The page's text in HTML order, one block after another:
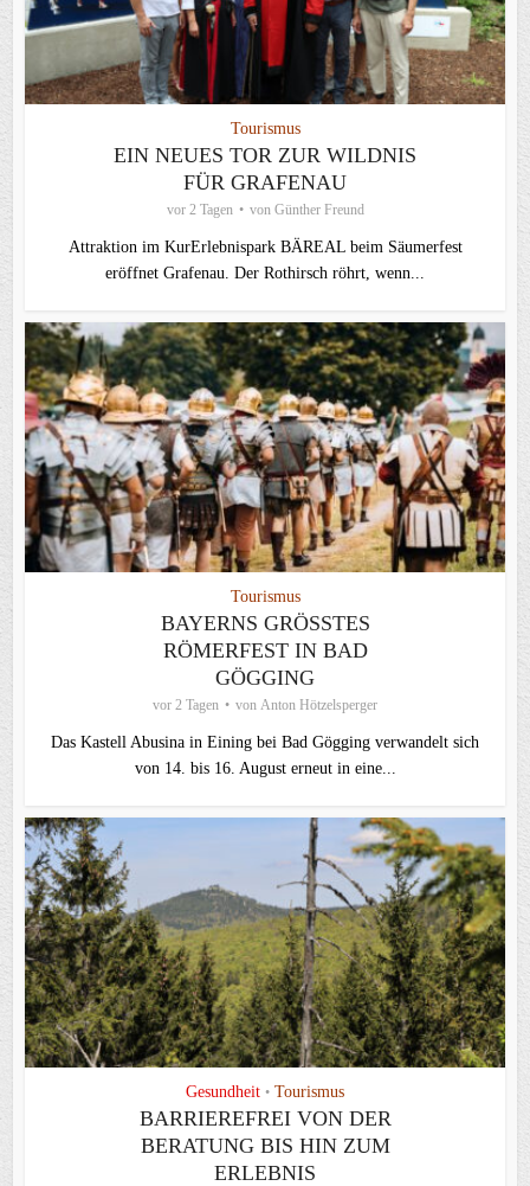
Tourismus
EIN NEUES TOR ZUR WILDNIS
FÜR GRAFENAU
vor 2 Tagen von Günther Freund
Attraktion im KurErlebnispark BÄREAL beim Säumerfest
eröffnet Grafenau. Der Rothirsch röhrt, wenn...
Tourismus
BAYERNS GRÖSSTES R
ÖMERFEST IN BAD G
ÖGGING
vor 2 Tagen von Anton Hötzelsperger
Das Kastell Abusina in Eining bei Bad Gögging verwandelt sich
von 14. bis 16. August erneut in eine...
Gesundheit • Tourismus
BARRIEREFREI VON DER
BERATUNG BIS HIN ZUM
ERLEBNIS